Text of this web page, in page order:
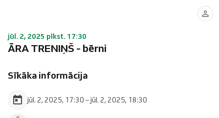
jūl. 2, 2025 plkst. 17:30
ĀRA TRENIŅŠ - bērni
Sīkāka informācija
jūl. 2, 2025, 17:30 – jūl. 2, 2025, 18:30